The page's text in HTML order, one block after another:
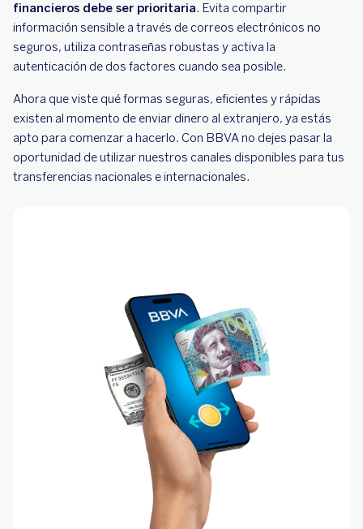
financieros debe ser prioritaria. Evita compartir
información sensible a través de correos electrónicos no
seguros, utiliza contraseñas robustas y activa la
autenticación de dos factores cuando sea posible.
Ahora que viste qué formas seguras, eficientes y rápidas
existen al momento de enviar dinero al extranjero, ya estás
apto para comenzar a hacerlo. Con BBVA no dejes pasar la
oportunidad de utilizar nuestros canales disponibles para tus
transferencias nacionales e internacionales.